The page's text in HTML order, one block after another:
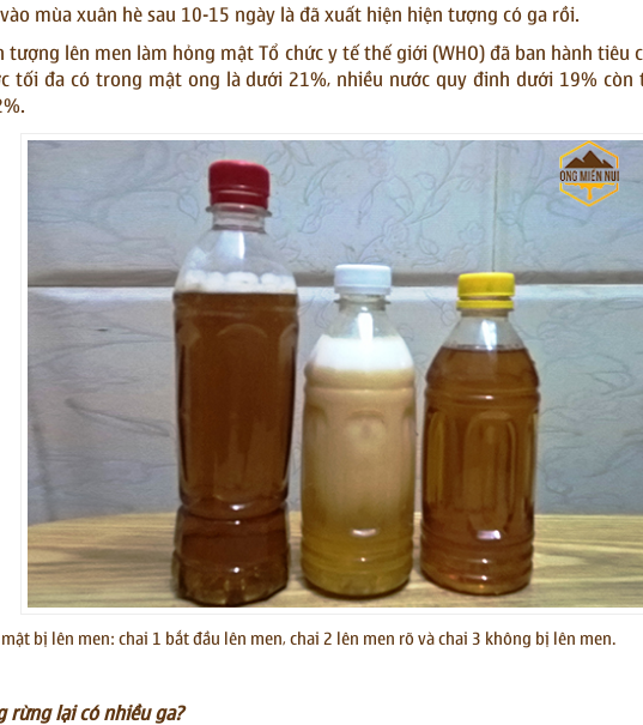
mùa xuân hè sau 10-15 ngày là đã xuất hiện hiện tượng có ga rồi.
tượng lên men làm hỏng mật Tổ chức y tế thế giới (WHO) đã ban hành tiêu
tối đa có trong mật ong là dưới 21%, nhiều nước quy đinh dưới 19% còn
bị lên men: chai 1 bắt đầu lên men, chai 2 lên men rõ và chai 3 không bị lên men.
rừng lại có nhiều ga?